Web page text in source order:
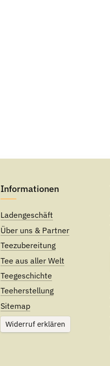
Informationen
Ladengeschäft
Über uns & Partner
Teezubereitung
Tee aus aller Welt
Teegeschichte
Teeherstellung
Sitemap
Widerruf erklären